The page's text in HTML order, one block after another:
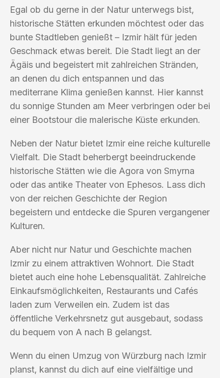
Egal ob du gerne in der Natur unterwegs bist,
historische Stätten erkunden möchtest oder das
bunte Stadtleben genießt – Izmir hält für jeden
Geschmack etwas bereit. Die Stadt liegt an der
Ägäis und begeistert mit zahlreichen Stränden,
an denen du dich entspannen und das
mediterrane Klima genießen kannst. Hier kannst
du sonnige Stunden am Meer verbringen oder bei
einer Bootstour die malerische Küste erkunden.
Neben der Natur bietet Izmir eine reiche kulturelle
Vielfalt. Die Stadt beherbergt beeindruckende
historische Stätten wie die Agora von Smyrna
oder das antike Theater von Ephesos. Lass dich
von der reichen Geschichte der Region
begeistern und entdecke die Spuren vergangener
Kulturen.
Aber nicht nur Natur und Geschichte machen
Izmir zu einem attraktiven Wohnort. Die Stadt
bietet auch eine hohe Lebensqualität. Zahlreiche
Einkaufsmöglichkeiten, Restaurants und Cafés
laden zum Verweilen ein. Zudem ist das
öffentliche Verkehrsnetz gut ausgebaut, sodass
du bequem von A nach B gelangst.
Wenn du einen Umzug von Würzburg nach Izmir
planst, kannst du dich auf eine vielfältige und